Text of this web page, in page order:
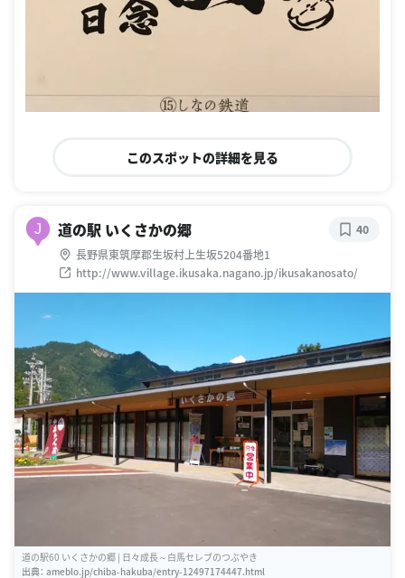
このスポットの詳細を見る
J 道の駅 いくさかの郷
長野県東筑摩郡生坂村上生坂5204番地1
http://www.village.ikusaka.nagano.jp/ikusakanosato/
40
道の駅60 いくさかの郷 | 日々成長～白馬セレブのつぶやき
出典： ameblo.jp/chiba-hakuba/entry-12497174447.html